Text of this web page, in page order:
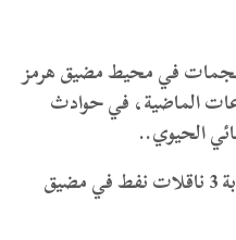
في محيط مضيق هرمز
الماضية، في حوادث
الحيوي..
وافادت هيئة بحرية بريطانية بإصابة 3 ناقلات نفط في مضيق